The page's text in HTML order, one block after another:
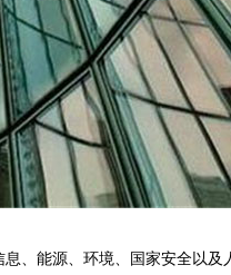
、能源、环境、国家安全以